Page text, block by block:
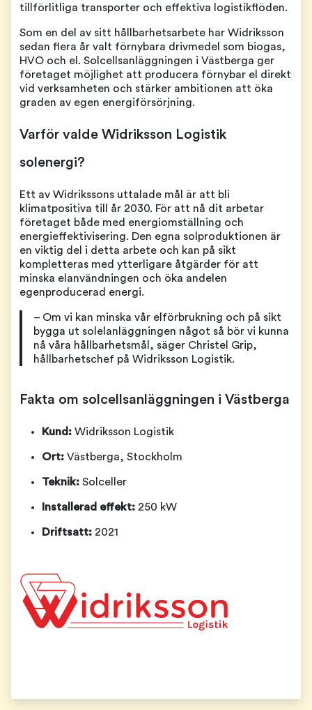
tillförlitliga transporter och effektiva logistikflöden.
Som en del av sitt hållbarhetsarbete har Widriksson
sedan flera år valt förnybara drivmedel som biogas,
HVO och el. Solcellsanläggningen i Västberga ger
företaget möjlighet att producera förnybar el direkt
vid verksamheten och stärker ambitionen att öka
graden av egen energiförsörjning.
Varför valde Widriksson Logistik
solenergi?
Ett av Widrikssons uttalade mål är att bli
klimatpositiva till år 2030. För att nå dit arbetar
företaget både med energiomställning och
energieffektivisering. Den egna solproduktionen är
en viktig del i detta arbete och kan på sikt
kompletteras med ytterligare åtgärder för att
minska elanvändningen och öka andelen
egenproducerad energi.
– Om vi kan minska vår elförbrukning och på sikt
bygga ut solelanläggningen något så bör vi kunna
nå våra hållbarhetsmål, säger Christel Grip,
hållbarhetschef på Widriksson Logistik.
Fakta om solcellsanläggningen i Västberga
Kund: Widriksson Logistik
Ort: Västberga, Stockholm
Teknik: Solceller
Installerad effekt: 250 kW
Driftsatt: 2021